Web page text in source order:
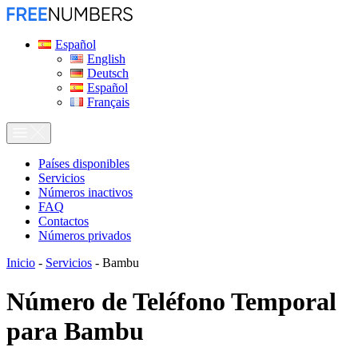
Español
English
Deutsch
Español
Français
Países disponibles
Servicios
Números inactivos
FAQ
Contactos
Números privados
Inicio - Servicios - Bambu
Número de Teléfono Temporal
para Bambu